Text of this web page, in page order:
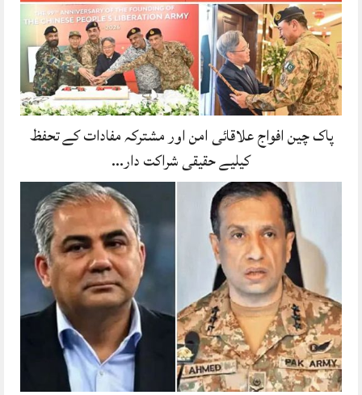
پاک چین افواج علاقائی امن اور مشترکہ مفادات کے تحفظ
کیلیے حقیقی شراکت دار…